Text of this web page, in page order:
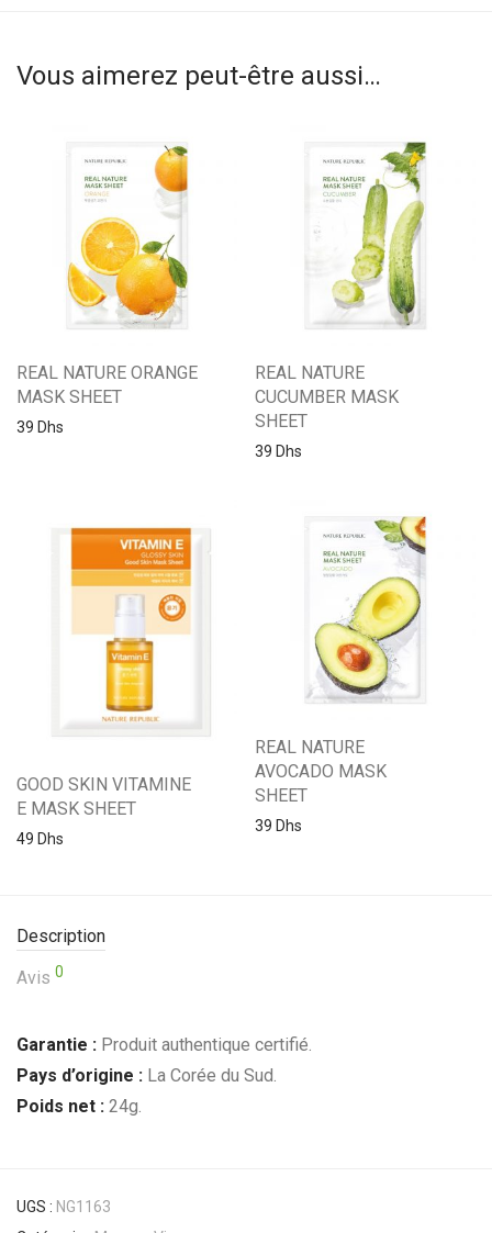
Vous aimerez peut-être aussi…
REAL NATURE ORANGE
MASK SHEET
39 Dhs
REAL NATURE
CUCUMBER MASK
SHEET
39 Dhs
GOOD SKIN VITAMINE
E MASK SHEET
49 Dhs
REAL NATURE
AVOCADO MASK
SHEET
39 Dhs
Description
Avis 0
Garantie : Produit authentique certifié.
Pays d’origine : La Corée du Sud.
Poids net : 24g.
UGS : NG1163